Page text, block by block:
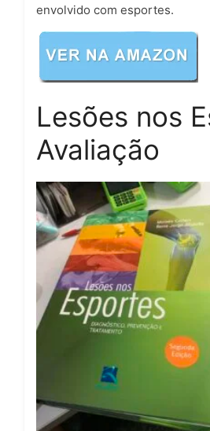
envolvido com esportes.
Lesões nos
Avaliação